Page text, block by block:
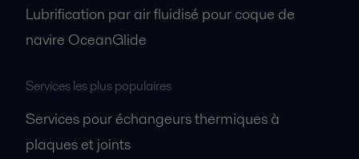
Lubrification par air fluidisé pour coque de
navire OceanGlide
Services les plus populaires
Services pour échangeurs thermiques à
plaques et joints